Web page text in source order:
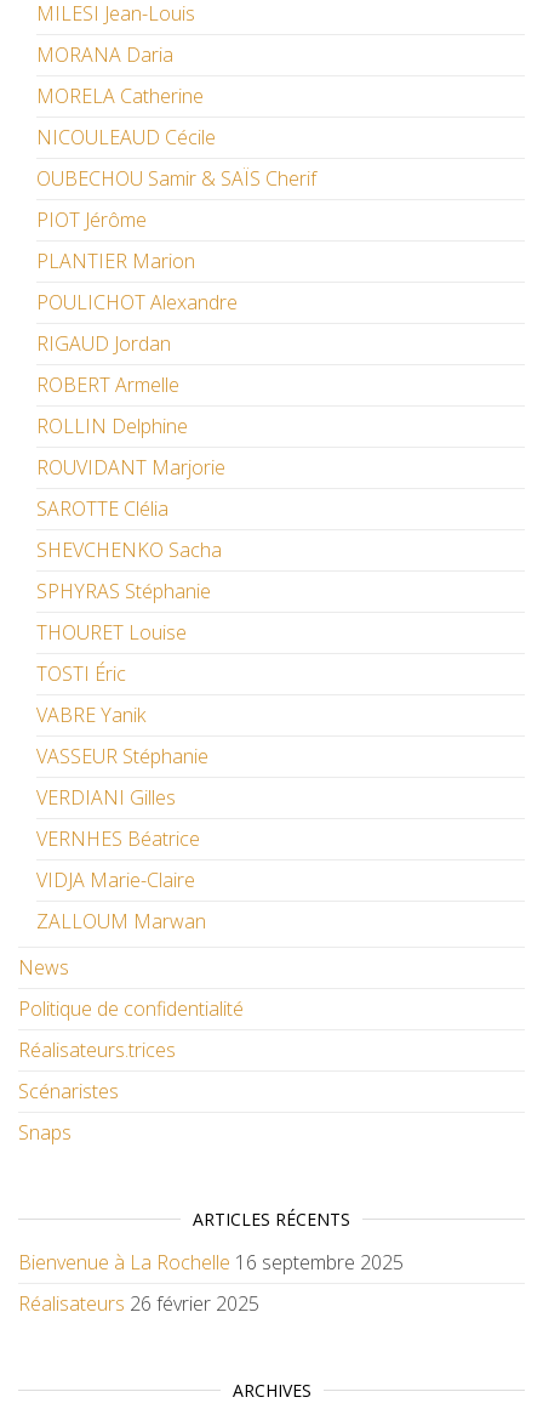
MILESI Jean-Louis
MORANA Daria
MORELA Catherine
NICOULEAUD Cécile
OUBECHOU Samir & SAÏS Cherif
PIOT Jérôme
PLANTIER Marion
POULICHOT Alexandre
RIGAUD Jordan
ROBERT Armelle
ROLLIN Delphine
ROUVIDANT Marjorie
SAROTTE Clélia
SHEVCHENKO Sacha
SPHYRAS Stéphanie
THOURET Louise
TOSTI Éric
VABRE Yanik
VASSEUR Stéphanie
VERDIANI Gilles
VERNHES Béatrice
VIDJA Marie-Claire
ZALLOUM Marwan
News
Politique de confidentialité
Réalisateurs.trices
Scénaristes
Snaps
ARTICLES RÉCENTS
Bienvenue à La Rochelle 16 septembre 2025
Réalisateurs 26 février 2025
ARCHIVES